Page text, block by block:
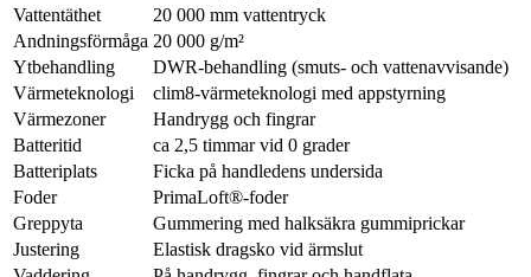
Vattentäthet
20 000 mm vattentryck
Andningsförmåga 20 000 g/m²
Ytbehandling
DWR-behandling (smuts- och vattenavvisande)
Värmeteknologi
clim8-värmeteknologi med appstyrning
Värmezoner
Handrygg och fingrar
Batteritid
ca 2,5 timmar vid 0 grader
Batteriplats
Ficka på handledens undersida
Foder
PrimaLoft®-foder
Greppyta
Gummering med halksäkra gummiprickar
Justering
Elastisk dragsko vid ärmslut